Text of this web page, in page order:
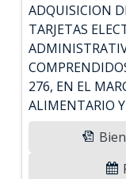
ADQUISICION
TARJETAS
276, EN EL
ALIMENTARIO
Bien